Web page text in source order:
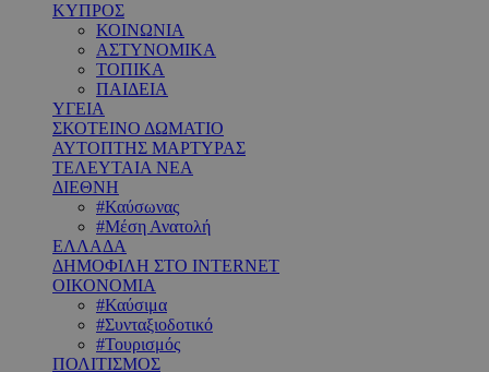
ΚΥΠΡΟΣ
ΚΟΙΝΩΝΙΑ
ΑΣΤΥΝΟΜΙΚΑ
ΤΟΠΙΚΑ
ΠΑΙΔΕΙΑ
ΥΓΕΙΑ
ΣΚΟΤΕΙΝΟ ΔΩΜΑΤΙΟ
ΑΥΤΟΠΤΗΣ ΜΑΡΤΥΡΑΣ
ΤΕΛΕΥΤΑΙΑ ΝΕΑ
ΔΙΕΘΝΗ
#Καύσωνας
#Μέση Ανατολή
ΕΛΛΑΔΑ
ΔΗΜΟΦΙΛΗ ΣΤΟ INTERNET
ΟΙΚΟΝΟΜΙΑ
#Καύσιμα
#Συνταξιοδοτικό
#Τουρισμός
ΠΟΛΙΤΙΣΜΟΣ